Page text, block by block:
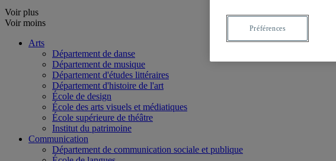
Voir plus
Voir moins
Arts
Département de danse
Département de musique
Département d'études littéraires
Département d'histoire de l'art
École de design
École des arts visuels et médiatiques
École supérieure de théâtre
Institut du patrimoine
Communication
Département de communication sociale et publique
Préférences